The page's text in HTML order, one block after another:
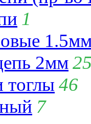
1
2мм
тоглы 46
7